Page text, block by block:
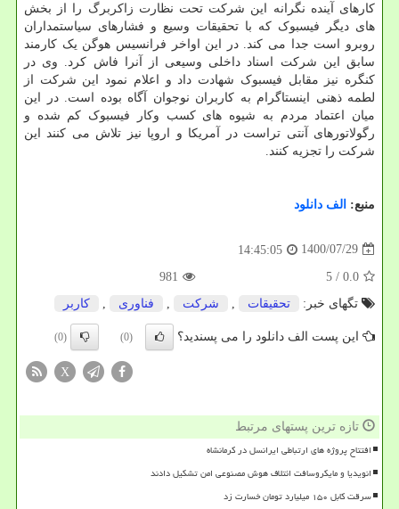
کارهای آینده نگرانه این شرکت تحت نظارت زاکربرگ را از بخش
های دیگر فیسبوک که با تحقیقات وسیع و فشارهای سیاستمداران
روبرو است جدا می کند. در این اواخر فرانسیس هوگن یک کارمند
سابق این شرکت اسناد داخلی وسیعی از آنرا فاش کرد. وی در
کنگره نیز مقابل فیسبوک شهادت داد و اعلام نمود این شرکت از
لطمه ذهنی اینستاگرام به کاربران نوجوان آگاه بوده است. در این
میان اعتماد مردم به شیوه های کسب وکار فیسبوک کم شده و
رگولاتورهای آنتی تراست در آمریکا و اروپا نیز تلاش می کنند این
شرکت را تجزیه کنند.
منبع: الف دانلود
1400/07/29
14:45:05
0.0
/ 5
981
تگهای خبر:
تحقیقات شركت فناوری كاربر
این پست الف دانلود را می پسندید؟ (0)
(0)
X
تازه ترین پستهای مرتبط
افتتاح پروژه های ارتباطی ایرانسل در کرمانشاه
انویدیا و مایکروسافت ائتلاف هوش مصنوعی امن تشکیل دادند
سرقت کابل ۱۵۰ میلیارد تومان خسارت زد